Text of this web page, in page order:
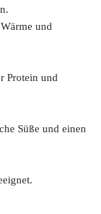
und
Protein und
Süße und einen